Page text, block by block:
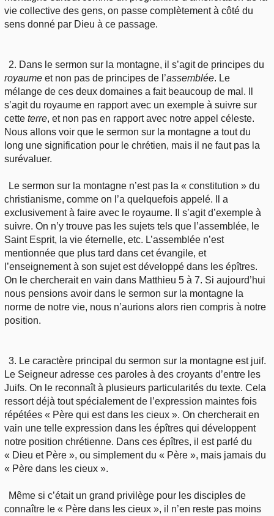
vie collective des gens, on passe complètement à côté du
sens donné par Dieu à ce passage.
2. Dans le sermon sur la montagne, il s’agit de principes du
royaume et non pas de principes de l’assemblée. Le
mélange de ces deux domaines a fait beaucoup de mal. Il
s’agit du royaume en rapport avec un exemple à suivre sur
cette terre, et non pas en rapport avec notre appel céleste.
Nous allons voir que le sermon sur la montagne a tout du
long une signification pour le chrétien, mais il ne faut pas la
surévaluer.
Le sermon sur la montagne n’est pas la « constitution » du
christianisme, comme on l’a quelquefois appelé. Il a
exclusivement à faire avec le royaume. Il s’agit d’exemple à
suivre. On n’y trouve pas les sujets tels que l’assemblée, le
Saint Esprit, la vie éternelle, etc. L’assemblée n’est
mentionnée que plus tard dans cet évangile, et
l’enseignement à son sujet est développé dans les épîtres.
On le chercherait en vain dans Matthieu 5 à 7. Si aujourd’hui
nous pensions avoir dans le sermon sur la montagne la
norme de notre vie, nous n’aurions alors rien compris à notre
position.
3. Le caractère principal du sermon sur la montagne est juif.
Le Seigneur adresse ces paroles à des croyants d’entre les
Juifs. On le reconnaît à plusieurs particularités du texte. Cela
ressort déjà tout spécialement de l’expression maintes fois
répétées « Père qui est dans les cieux ». On chercherait en
vain une telle expression dans les épîtres qui développent
notre position chrétienne. Dans ces épîtres, il est parlé du
« Dieu et Père », ou simplement du « Père », mais jamais du
« Père dans les cieux ».
Même si c’était un grand privilège pour les disciples de
connaître le « Père dans les cieux », il n’en reste pas moins